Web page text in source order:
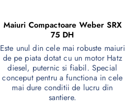
Maiuri Compactoare Weber SRX
75 DH
Este unul din cele mai robuste maiuri
de pe piata dotat cu un motor Hatz
diesel, puternic si fiabil. Special
conceput pentru a functiona in cele
mai dure conditii de lucru din
santiere.